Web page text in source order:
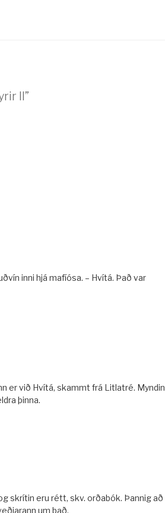
II”
inni hjá mafíósa. – Hvítá. Það var
er við Hvítá, skammt frá Litlatré. Myndin
þinna.
skrítin eru rétt, skv. orðabók. Þannig að
um það.